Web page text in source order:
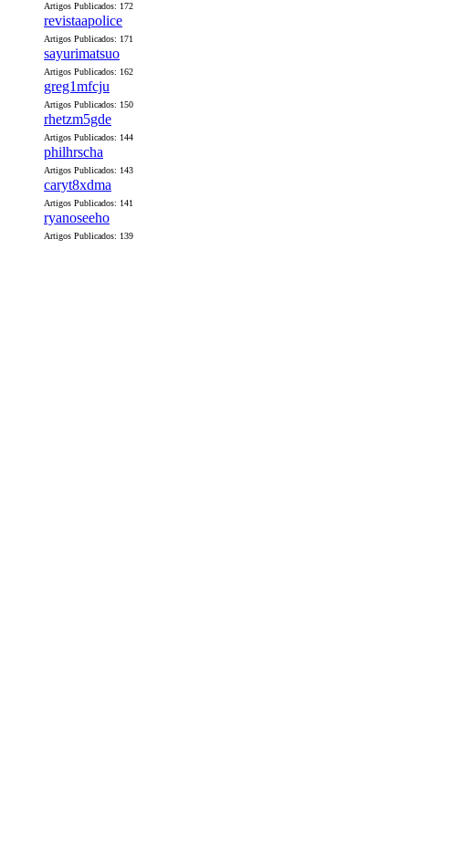
Artigos Publicados: 172
revistaapolice
Artigos Publicados: 171
sayurimatsuo
Artigos Publicados: 162
greg1mfcju
Artigos Publicados: 150
rhetzm5gde
Artigos Publicados: 144
philhrscha
Artigos Publicados: 143
caryt8xdma
Artigos Publicados: 141
ryanoseeho
Artigos Publicados: 139